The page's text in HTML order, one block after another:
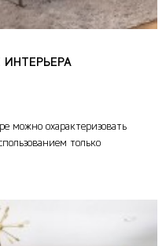
можно охарактеризовать
только